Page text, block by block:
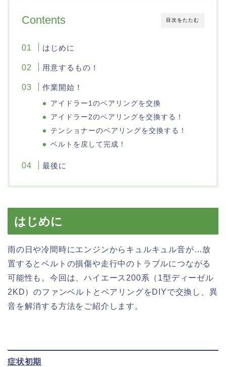
目次をたたむ
Contents
はじめに
用意するもの！
作業開始！
アイドラー1のベアリングを交換
アイドラー2のベアリングを交換する！
テンショナーのベアリングを交換する！
ベルトを戻して完成！
最後に
はじめに
雨の日や冷間時にエンジンからキュルキュル音が…放
置するとベルトの損傷や走行中のトラブルにつながる
可能性も。今回は、ハイエース200系（1型ディーゼル
2KD）のファンベルトとベアリングをDIYで交換し、異
音を解消する方法をご紹介します。
症状初期